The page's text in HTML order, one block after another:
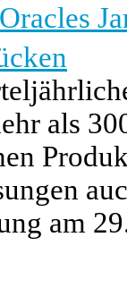
Oracles
als
am